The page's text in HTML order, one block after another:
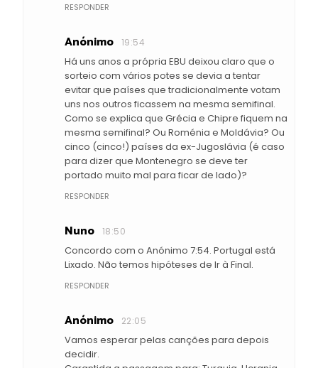
RESPONDER
Anónimo 19:54
Há uns anos a própria EBU deixou claro que o
sorteio com vários potes se devia a tentar
evitar que países que tradicionalmente votam
uns nos outros ficassem na mesma semifinal.
Como se explica que Grécia e Chipre fiquem na
mesma semifinal? Ou Roménia e Moldávia? Ou
cinco (cinco!) países da ex-Jugoslávia (é caso
para dizer que Montenegro se deve ter
portado muito mal para ficar de lado)?
RESPONDER
Nuno 18:50
Concordo com o Anónimo 7:54. Portugal está
Lixado. Não temos hipóteses de Ir à Final.
RESPONDER
Anónimo 22:05
Vamos esperar pelas canções para depois
decidir.